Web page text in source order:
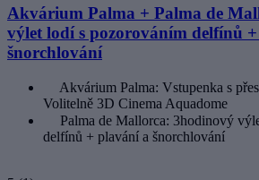
Akvárium Palma + Palma de
výlet lodí s pozorováním delfínů
šnorchlování
Akvárium Palma: Vstupenka s
Volitelně 3D Cinema Aquadome
Palma de Mallorca: 3hodinový
delfínů + plavání a šnorchlování